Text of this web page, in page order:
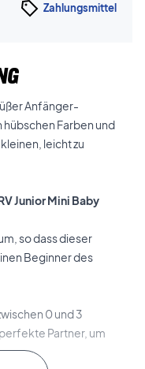
Zahlungsmittel
Anfänger-
hübschen Farben und
leicht zu
Junior Mini Baby
so dass dieser
Beginner des
0 und 3
Partner, um